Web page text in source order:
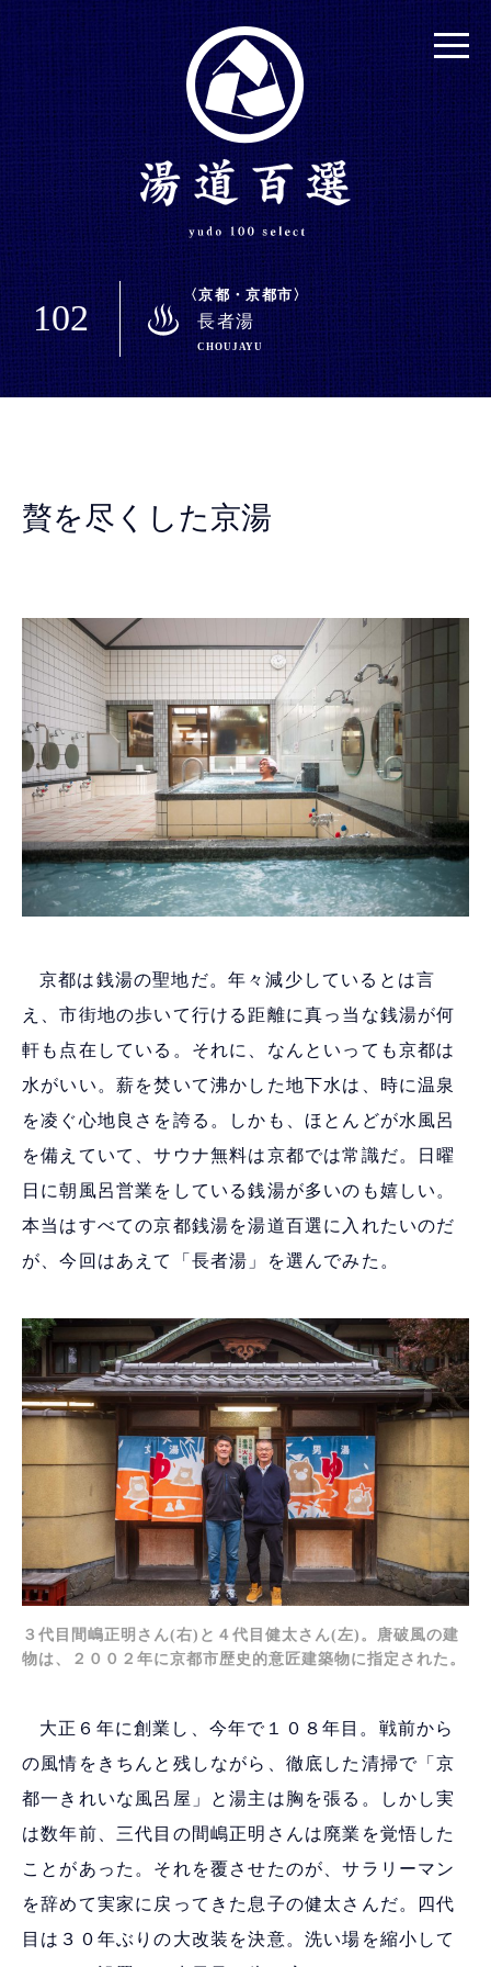
102
京都・京都市
長者湯
CHOUJAYU
贅を尽くした京湯
京都は銭湯の聖地だ。年々減少しているとは言
え、市街地の歩いて行ける距離に真っ当な銭湯が何
軒も点在している。それに、なんといっても京都は
水がいい。薪を焚いて沸かした地下水は、時に温泉
を凌ぐ心地良さを誇る。しかも、ほとんどが水風呂
を備えていて、サウナ無料は京都では常識だ。日曜
日に朝風呂営業をしている銭湯が多いのも嬉しい。
本当はすべての京都銭湯を湯道百選に入れたいのだ
が、今回はあえて「長者湯」を選んでみた。
３代目間嶋正明さん(右)と４代目健太さん(左)。唐破風の建
物は、２００２年に京都市歴史的意匠建築物に指定された。
大正６年に創業し、今年で１０８年目。戦前から
の風情をきちんと残しながら、徹底した清掃で「京
都一きれいな風呂屋」と湯主は胸を張る。しかし実
は数年前、三代目の間嶋正明さんは廃業を覚悟した
ことがあった。それを覆させたのが、サラリーマン
を辞めて実家に戻ってきた息子の健太さんだ。四代
目は３０年ぶりの大改装を決意。洗い場を縮小して